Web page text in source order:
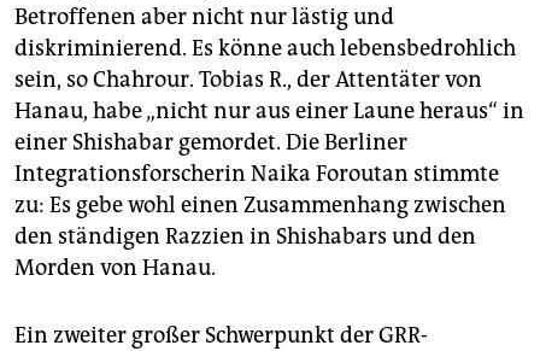
Betroffenen aber nicht nur lästig und
diskriminierend. Es könne auch lebensbedrohlich
sein, so Chahrour. Tobias R., der Attentäter von
Hanau, habe „nicht nur aus einer Laune heraus“ in
einer Shishabar gemordet. Die Berliner
Integrationsforscherin Naika Foroutan stimmte
zu: Es gebe wohl einen Zusammenhang zwischen
den ständigen Razzien in Shishabars und den
Morden von Hanau.
Ein zweiter großer Schwerpunkt der GRR-